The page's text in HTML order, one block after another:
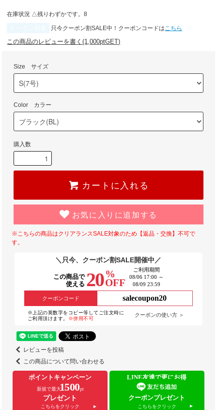
在庫状況 △残りわずかです。8
只今クーポン割SALE中！クーポンコードはこちら
この商品のレビューを書く(1,000ptGET)
Size サイズ
Color カラー
購入数
カートに入れる
お気に入りに追加する
※こちらの商品はクリアランスSALE対象のため【返品・交換】不可で
す。
＼只今、クーポン割SALE開催中／
この商品で
使える 20 %
OFF
ご利用期間
08/06 17:00 ～
08/09 23:59
クーポンコード salecoupon20
※上記の英数字をコピー等してご注文時に
ご利用頂けます。
※併用不可
クーポンの使い方 ＞
レビューを投稿
この商品について問い合わせる
ポイントキャンペーン
新規で最大1500pt
プレゼント
こちらをクリック
LINE友達で更にお得
クーポンプレゼント
こちらをクリック